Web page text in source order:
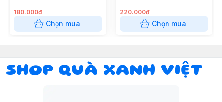
180.000đ
Chọn mua
220.000đ
Chọn mua
SHOP QUÀ XANH VIỆT